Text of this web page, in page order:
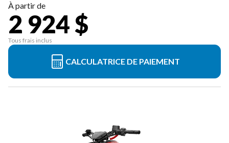
À partir de
2 924 $
Tous frais inclus
CALCULATRICE DE PAIEMENT